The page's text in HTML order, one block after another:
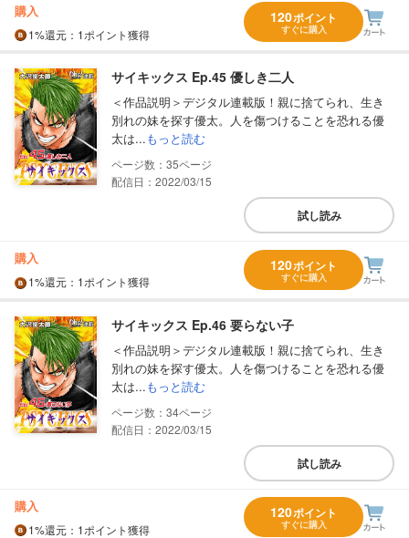
購入
1%還元 ：1ポイント獲得
120ポイント
すぐに購入
サイキックス Ep.45 優しき二人
＜作品説明＞デジタル連載版！親に捨てられ、生き
別れの妹を探す優太。人を傷つけることを恐れる優
太は...もっと読む
35
配信日：2022/03/15
試し読み
購入
1%還元 ：1ポイント獲得
120ポイント
すぐに購入
サイキックス Ep.46 要らない子
＜作品説明＞デジタル連載版！親に捨てられ、生き
別れの妹を探す優太。人を傷つけることを恐れる優
太は...もっと読む
34
配信日：2022/03/15
試し読み
購入
1%還元 ：1ポイント獲得
120ポイント
すぐに購入